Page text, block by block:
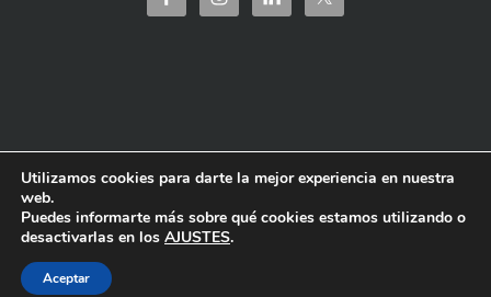
Utilizamos cookies para darte la mejor experiencia en nuestra
web.
Puedes informarte más sobre qué cookies estamos utilizando o
desactivarlas en los AJUSTES.
Aceptar